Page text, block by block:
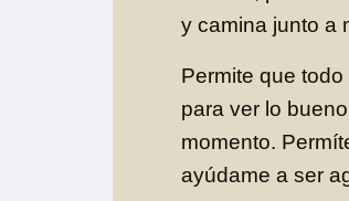
y camina junto a
Permite que
para ver lo
momento.
ayúdame a ser